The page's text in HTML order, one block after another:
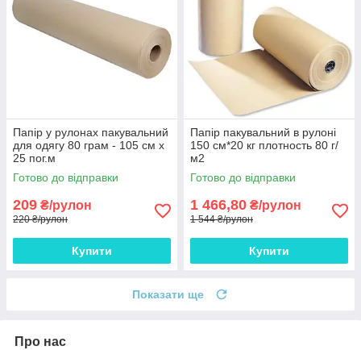
Папір у рулонах пакувальний
для одягу 80 грам - 105 см х
25 пог.м
Готово до відправки
209 ₴/рулон
220 ₴/рулон
Купити
Папір пакувальний в рулоні
150 см*20 кг плотность 80 г/
м2
Готово до відправки
1 466,80 ₴/рулон
1 544 ₴/рулон
Купити
Показати ще
Про нас